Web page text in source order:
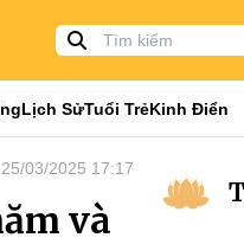
Lịch SửTuổi TrẻKinh Điển
25/03/2025 17:17
và